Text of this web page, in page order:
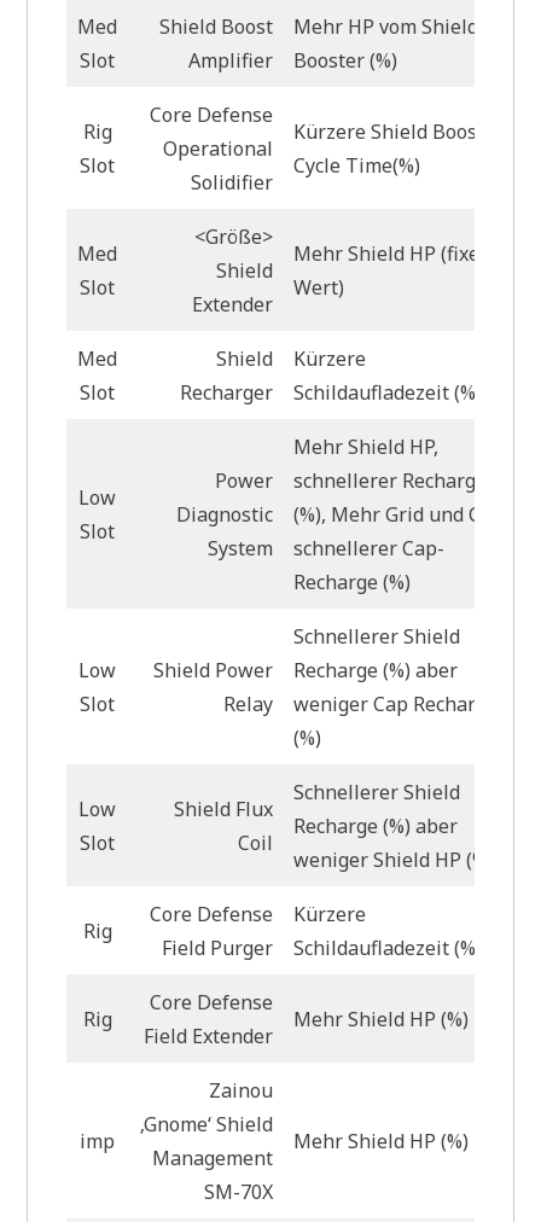
Med
Slot
Shield Boost
Amplifier
Mehr HP vom Shield
Booster (%)
Rig
Slot
Core Defense
Operational
Solidifier
Kürzere Shield Boost
Cycle Time(%)
Med
Slot
<Größe>
Shield
Extender
Mehr Shield HP (fixer
Wert)
Med
Slot
Shield
Recharger
Kürzere
Schildaufladezeit (%)
Low
Slot
Power
Diagnostic
System
Mehr Shield HP,
schnellerer Recharge
(%), Mehr Grid und Cap,
schnellerer Cap-
Recharge (%)
Low
Slot
Shield Power
Relay
Schnellerer Shield
Recharge (%) aber
weniger Cap Recharge
(%)
Low
Slot
Shield Flux
Coil
Schnellerer Shield
Recharge (%) aber
weniger Shield HP (%)
Rig
Core Defense
Field Purger
Kürzere
Schildaufladezeit (%)
Rig
Core Defense
Field Extender
Mehr Shield HP (%)
imp
Zainou
‚Gnome‘ Shield
Management
SM-70X
Mehr Shield HP (%)